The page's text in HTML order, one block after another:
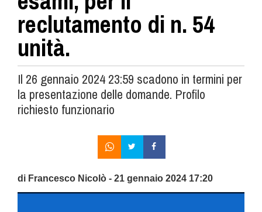
reclutamento di n. 54
unità.
Il 26 gennaio 2024 23:59 scadono in termini per
la presentazione delle domande. Profilo
richiesto funzionario
di Francesco Nicolò - 21 gennaio 2024 17:20